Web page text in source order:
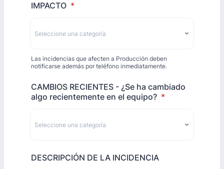
IMPACTO *
Las incidencias que afecten a Producción deben
notificarse además por teléfono inmediatamente.
CAMBIOS RECIENTES - ¿Se ha cambiado
algo recientemente en el equipo? *
DESCRIPCIÓN DE LA INCIDENCIA